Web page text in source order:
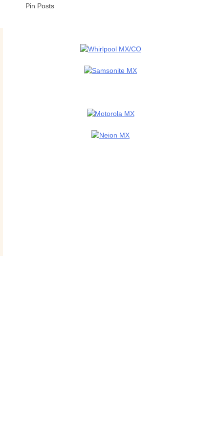
Pin Posts